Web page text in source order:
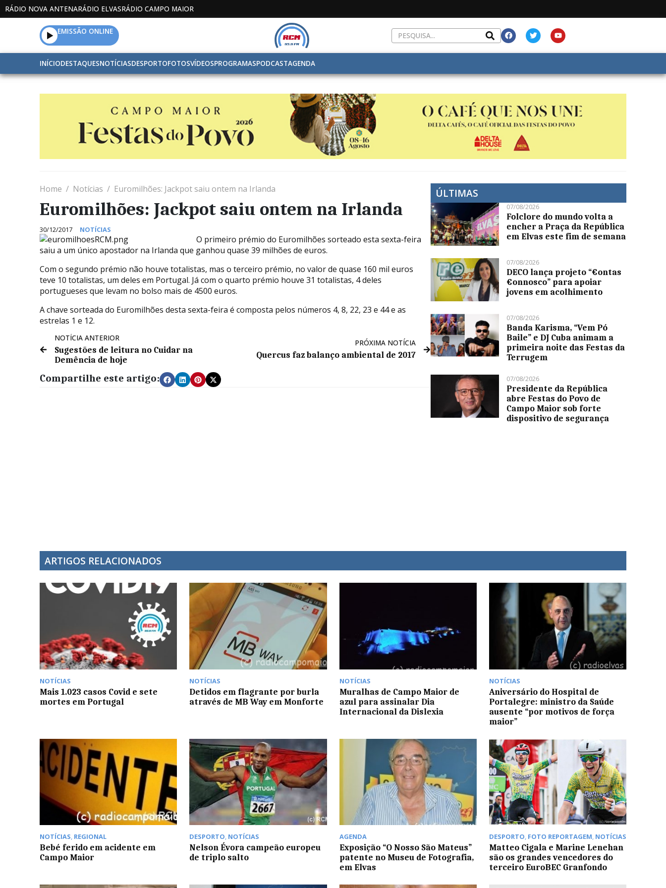
RÁDIO NOVA ANTENARÁDIO ELVASRÁDIO CAMPO MAIOR
EMISSÃO ONLINE
INÍCIODESTAQUESNOTÍCIASDESPORTOFOTOSVÍDEOSPROGRAMASPODCASTAGENDA
Home Notícias Euromilhões: Jackpot saiu ontem na Irlanda
Euromilhões: Jackpot saiu ontem na Irlanda
30/12/2017 NOTÍCIAS
O primeiro prémio do Euromilhões sorteado esta sexta-feira
saiu a um único apostador na Irlanda que ganhou quase 39 milhões de euros.
Com o segundo prémio não houve totalistas, mas o terceiro prémio, no valor de quase 160 mil euros
teve 10 totalistas, um deles em Portugal. Já com o quarto prémio houve 31 totalistas, 4 deles
portugueses que levam no bolso mais de 4500 euros.
A chave sorteada do Euromilhões desta sexta-feira é composta pelos números 4, 8, 22, 23 e 44 e as
estrelas 1 e 12.
NOTÍCIA ANTERIOR
Sugestões de leitura no Cuidar na
Demência de hoje
PRÓXIMA NOTÍCIA
Quercus faz balanço ambiental de 2017
Compartilhe este artigo:
ÚLTIMAS
07/08/2026
Folclore do mundo volta a
encher a Praça da República
em Elvas este fim de semana
07/08/2026
DECO lança projeto “€ontas
€onnosco” para apoiar
jovens em acolhimento
07/08/2026
Banda Karisma, “Vem Pó
Baile” e DJ Cuba animam a
primeira noite das Festas da
Terrugem
07/08/2026
Presidente da República
abre Festas do Povo de
Campo Maior sob forte
dispositivo de segurança
ARTIGOS RELACIONADOS
NOTÍCIAS
Mais 1.023 casos Covid e sete
mortes em Portugal
NOTÍCIAS
Detidos em flagrante por burla
através de MB Way em Monforte
NOTÍCIAS
Muralhas de Campo Maior de
azul para assinalar Dia
Internacional da Dislexia
NOTÍCIAS
Aniversário do Hospital de
Portalegre: ministro da Saúde
ausente “por motivos de força
maior”
NOTÍCIAS, REGIONAL
Bebé ferido em acidente em
Campo Maior
DESPORTO, NOTÍCIAS
Nelson Évora campeão europeu
de triplo salto
AGENDA
Exposição “O Nosso São Mateus”
patente no Museu de Fotografia,
em Elvas
DESPORTO, FOTO REPORTAGEM, NOTÍCIAS
Matteo Cigala e Marine Lenehan
são os grandes vencedores do
terceiro EuroBEC Granfondo